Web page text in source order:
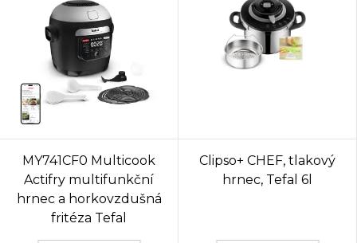
MY741CF0 Multicook
Actifry multifunkční
hrnec a horkovzdušná
fritéza Tefal
Clipso+ CHEF, tlakový
hrnec, Tefal 6l